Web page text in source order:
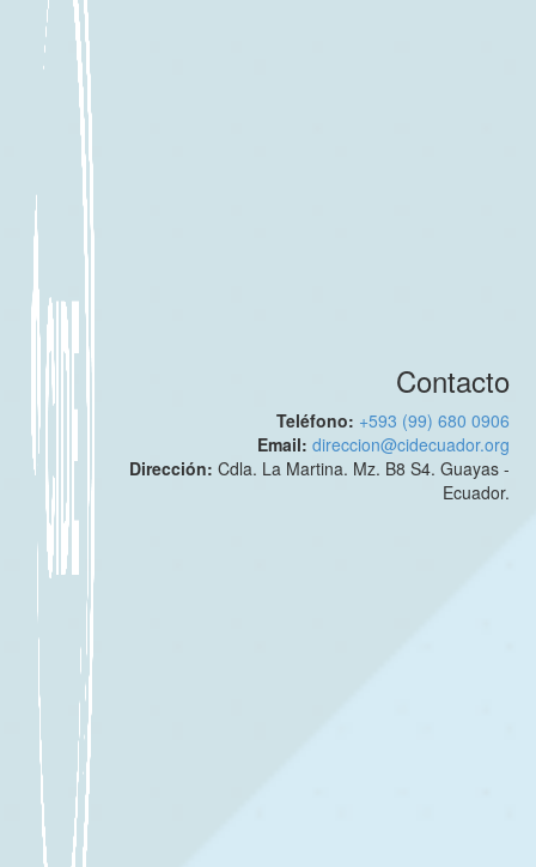
Contacto
Teléfono: +593 (99) 680 0906
Email:direccion@cidecuador.org
Dirección:Cdla. La Martina. Mz. B8 S4. Guayas -
Ecuador.